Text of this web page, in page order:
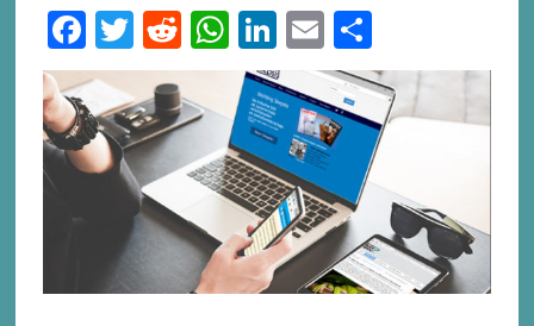
Facebook
Twitter
Reddit
WhatsApp
LinkedIn
EmailShare